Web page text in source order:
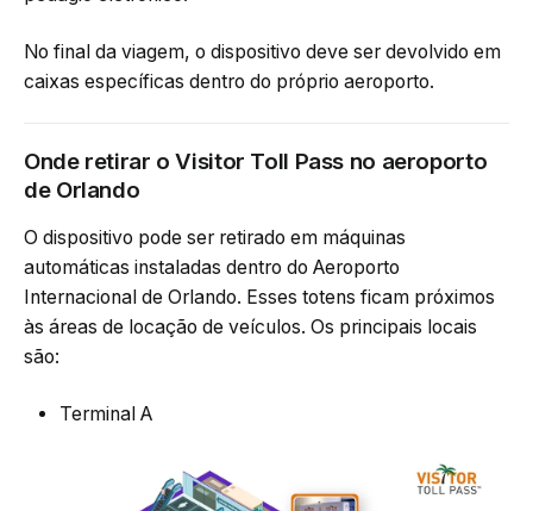
No final da viagem, o dispositivo deve ser devolvido em
caixas específicas dentro do próprio aeroporto.
Onde retirar o Visitor Toll Pass no aeroporto
de Orlando
O dispositivo pode ser retirado em máquinas
automáticas instaladas dentro do Aeroporto
Internacional de Orlando. Esses totens ficam próximos
às áreas de locação de veículos. Os principais locais
são:
Terminal A